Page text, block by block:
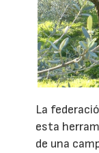
La
esta
de una